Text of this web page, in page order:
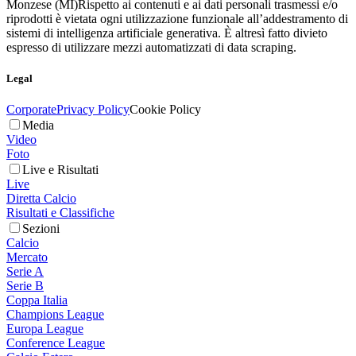
Monzese (MI)Rispetto ai contenuti e ai dati personali trasmessi e/o
riprodotti è vietata ogni utilizzazione funzionale all’addestramento di
sistemi di intelligenza artificiale generativa. È altresì fatto divieto
espresso di utilizzare mezzi automatizzati di data scraping.
Legal
CorporatePrivacy PolicyCookie Policy
Media
Video
Foto
Live e Risultati
Live
Diretta Calcio
Risultati e Classifiche
Sezioni
Calcio
Mercato
Serie A
Serie B
Coppa Italia
Champions League
Europa League
Conference League